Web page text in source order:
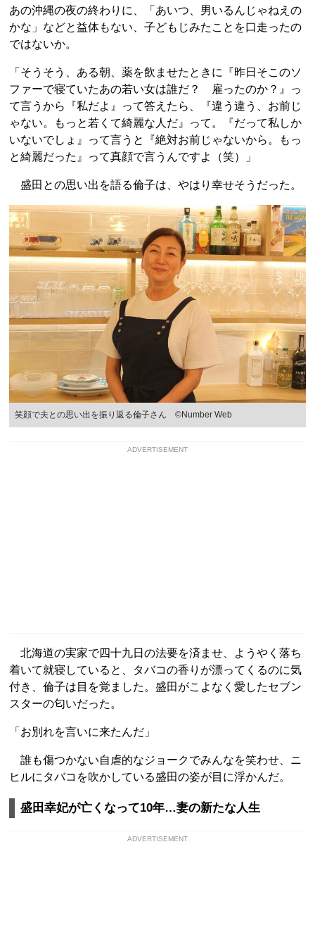
あの沖縄の夜の終わりに、「あいつ、男いるんじゃねえの
かな」などと益体もない、子どもじみたことを口走ったの
ではないか。
「そうそう、ある朝、薬を飲ませたときに『昨日そこのソ
ファーで寝ていたあの若い女は誰だ？ 雇ったのか？』っ
て言うから『私だよ』って答えたら、『違う違う、お前じ
ゃない。もっと若くて綺麗な人だ』って。『だって私しか
いないでしょ』って言うと『絶対お前じゃないから。もっ
と綺麗だった』って真顔で言うんですよ（笑）」
盛田との思い出を語る倫子は、やはり幸せそうだった。
笑顔で夫との思い出を振り返る倫子さん ©Number Web
ADVERTISEMENT
北海道の実家で四十九日の法要を済ませ、ようやく落ち
着いて就寝していると、タバコの香りが漂ってくるのに気
付き、倫子は目を覚ました。盛田がこよなく愛したセブン
スターの匂いだった。
「お別れを言いに来たんだ」
誰も傷つかない自虐的なジョークでみんなを笑わせ、ニ
ヒルにタバコを吹かしている盛田の姿が目に浮かんだ。
盛田幸妃が亡くなって10年…妻の新たな人生
ADVERTISEMENT